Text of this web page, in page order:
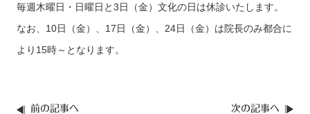
毎週木曜日・日曜日と3日（金）文化の日は休診いたします。
なお、10日（金）、17日（金）、24日（金）は院長のみ都合に
より15時～となります。
前の記事へ 次の記事へ